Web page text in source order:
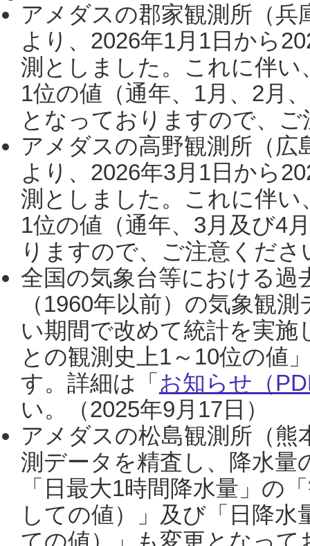
アメダスの郡家観測所（
より、2026年1月1日から
測としました。これに伴い
1位の値（通年、1月、2月
となっておりますので、
アメダスの高野観測所（
より、2026年3月1日から
測としました。これに伴い
1位の値（通年、3月及び4
りますので、ご注意くだ
全国の気象台等における過
（1960年以前）の気象観
い期間で改めて統計を実
との観測史上1～10位の値
す。詳細は「 お知らせ（
い。（2025年9月17日）
アメダスの松島観測所（熊
測データを精査し、降水
「日最大1時間降水量」の
しての値）」及び「日降
ての値）」も変更となっ